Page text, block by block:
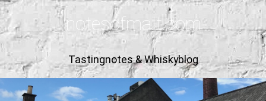
notesofmalt.com
Tastingnotes & Whiskyblog